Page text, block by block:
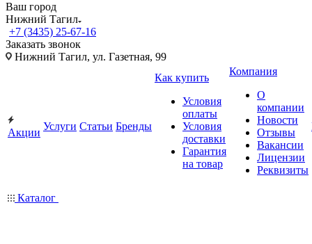
Ваш город
Нижний Тагил
+7 (3435) 25-67-16
Заказать звонок
Нижний Тагил, ул. Газетная, 99
Акции
Услуги Статьи Бренды
Как купить
Условия
оплаты
Условия
доставки
Гарантия
на товар
Компания
О
компании
Новости
Отзывы
Вакансии
Лицензии
Реквизиты
Каталог